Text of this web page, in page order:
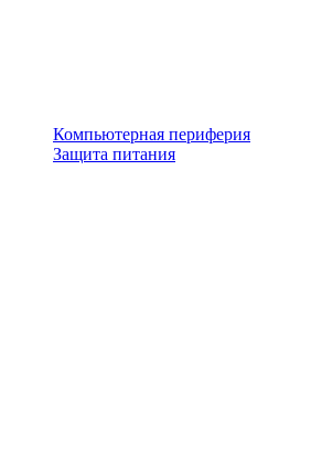
Компьютерная периферия
Защита питания